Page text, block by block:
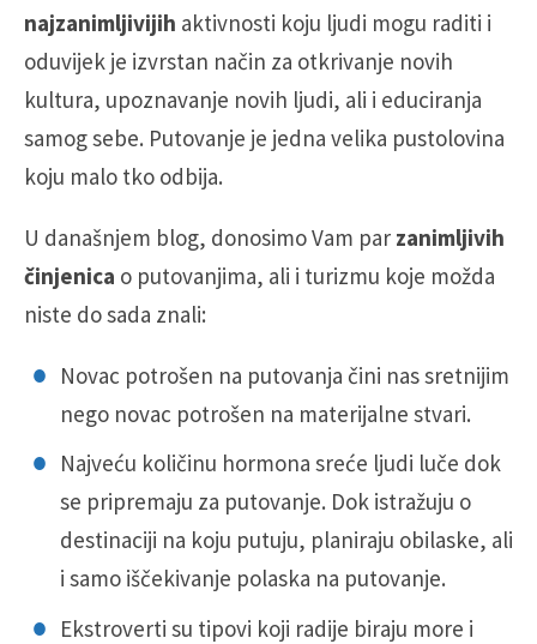
najzanimljivijih aktivnosti koju ljudi mogu raditi i
oduvijek je izvrstan način za otkrivanje novih
kultura, upoznavanje novih ljudi, ali i educiranja
samog sebe. Putovanje je jedna velika pustolovina
koju malo tko odbija.
U današnjem blog, donosimo Vam par zanimljivih
činjenica o putovanjima, ali i turizmu koje možda
niste do sada znali:
Novac potrošen na putovanja čini nas sretnijim
nego novac potrošen na materijalne stvari.
Najveću količinu hormona sreće ljudi luče dok
se pripremaju za putovanje. Dok istražuju o
destinaciji na koju putuju, planiraju obilaske, ali
i samo iščekivanje polaska na putovanje.
Ekstroverti su tipovi koji radije biraju more i